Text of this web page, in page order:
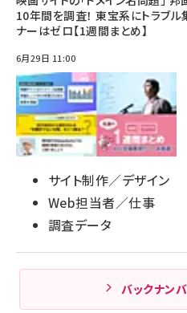
10年間を調査！ 東宝系にトラブル
ナーはゼロ【1週間まとめ】
6月29日 11:00
サイト制作／デザイン
Web担当者／仕事
調査データ
バックナン